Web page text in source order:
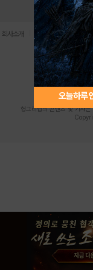
오늘하루
회사소개 이용약관 | 개인정보
사업자등록
주소: 서울시 금천구
청소
등록
발
헝그리앱의 콘텐츠 및 기사